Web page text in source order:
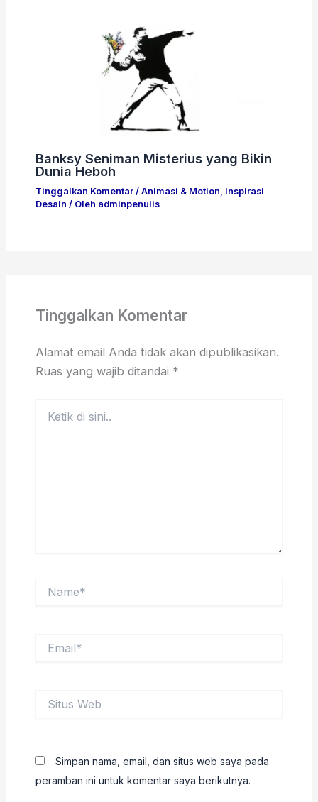
Banksy Seniman Misterius yang Bikin
Dunia Heboh
Tinggalkan Komentar / Animasi & Motion Inspirasi
Desain / Oleh adminpenulis
Tinggalkan Komentar
Alamat email Anda tidak akan dipublikasikan.
Ruas yang wajib ditandai *
Web
Simpan nama, email, dan situs web saya pada
peramban ini untuk komentar saya berikutnya.